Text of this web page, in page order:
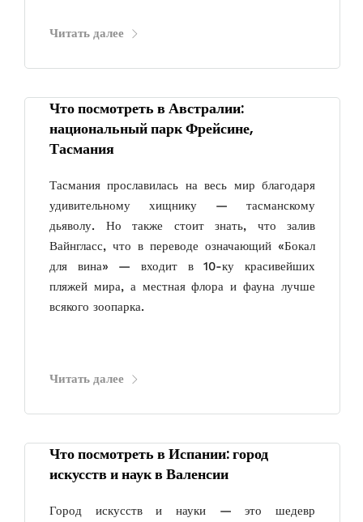
Читать далее
Что посмотреть в Австралии:
национальный парк Фрейсине,
Тасмания
Тасмания прославилась на весь мир благодаря
удивительному хищнику — тасманскому
дьяволу. Но также стоит знать, что залив
Вайнгласс, что в переводе означающий «Бокал
для вина» — входит в 10-ку красивейших
пляжей мира, а местная флора и фауна лучше
всякого зоопарка.
Читать далее
Что посмотреть в Испании: город
искусств и наук в Валенсии
Город искусств и науки — это шедевр